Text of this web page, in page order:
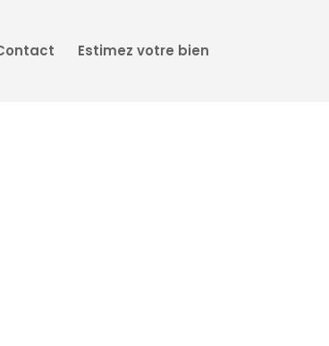
Estimez votre bien